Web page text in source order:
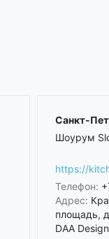
Санкт-
Шоурум
https://
Телефон:
Адрес:
площадь,
DAA